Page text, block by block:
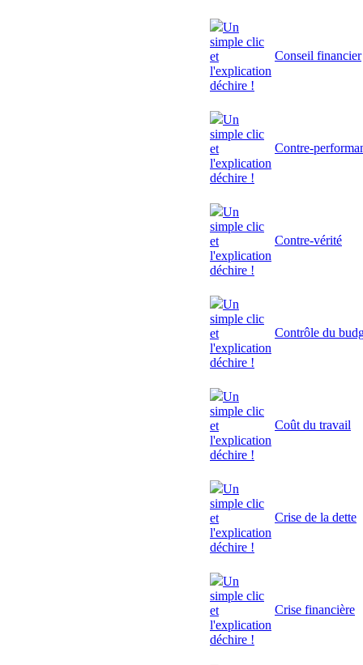
Un
simple clic
et
l'explication
déchire !
Conseil financier
Un
simple clic
et
l'explication
déchire !
Contre-
Un
simple clic
et
l'explication
déchire !
Contre-vérité
Un
simple clic
et
l'explication
déchire !
Contrôle du
Un
simple clic
et
l'explication
déchire !
Coût du travail
Un
simple clic
et
l'explication
déchire !
Crise de la dette
Un
simple clic
et
l'explication
déchire !
Crise financière